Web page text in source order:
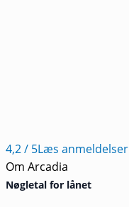
4,2/ 5Læs anmeldelser
Om Arcadia
Nøgletal for lånet